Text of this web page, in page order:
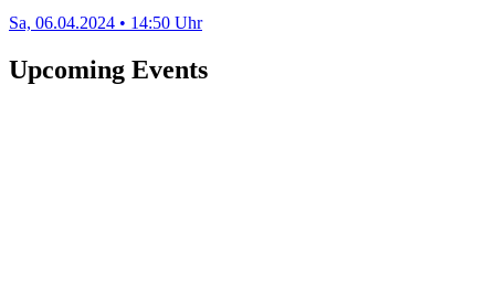
Sa, 06.04.2024 • 14:50 Uhr
Upcoming Events